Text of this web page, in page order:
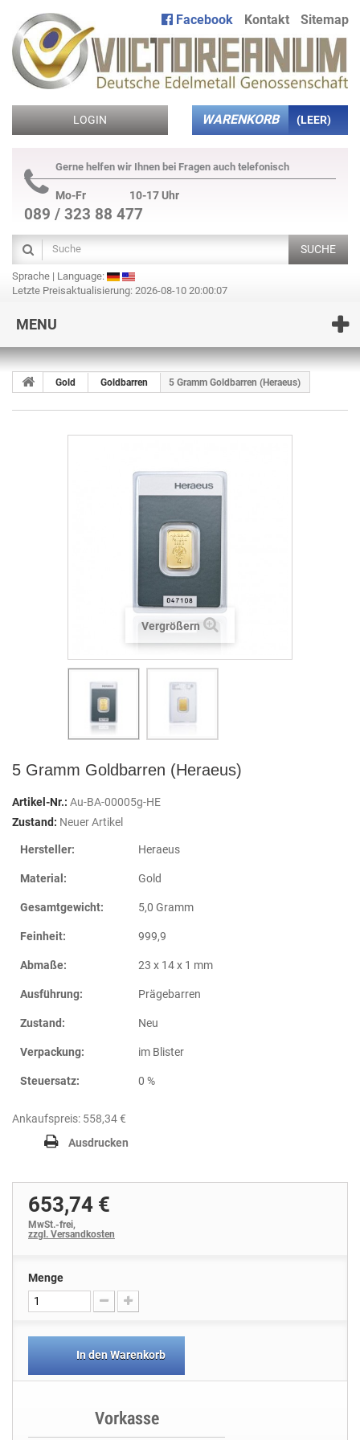
Facebook Kontakt Sitemap
LOGIN WARENKORB (LEER)
Gerne helfen wir Ihnen bei Fragen auch telefonisch
Mo-Fr 10-17 Uhr
089 / 323 88 477
SUCHE
Sprache | Language:
Letzte Preisaktualisierung: 2026-08-10 20:00:07
MENU
Gold Goldbarren 5 Gramm Goldbarren (Heraeus)
Vergrößern
5 Gramm Goldbarren (Heraeus)
Artikel-Nr.: Au-BA-00005g-HE
Zustand: Neuer Artikel
Hersteller: Heraeus
Material: Gold
Gesamtgewicht: 5,0 Gramm
Feinheit: 999,9
Abmaße: 23 x 14 x 1 mm
Ausführung: Prägebarren
Zustand: Neu
Verpackung: im Blister
Steuersatz: 0 %
Ankaufspreis: 558,34 €
Ausdrucken
653,74 €
MwSt.-frei,
zzgl. Versandkosten
Menge
In den Warenkorb